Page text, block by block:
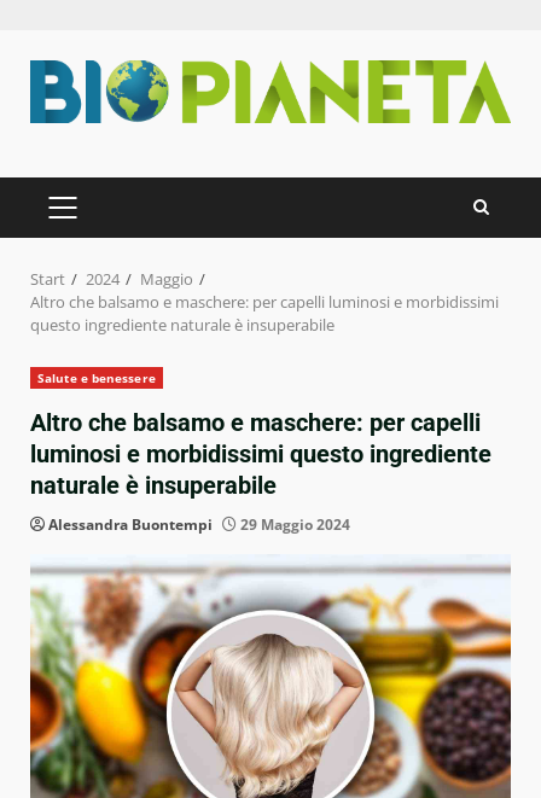
Inhalt
springen
PRIMÄRES
MENÜ
Start 2024
Maggio
Altro che balsamo e maschere: per capelli luminosi e morbidissimi
questo ingrediente naturale è insuperabile
Salute e benessere
Altro che balsamo e maschere: per capelli
luminosi e morbidissimi questo ingrediente
naturale è insuperabile
Alessandra Buontempi 29 Maggio 2024